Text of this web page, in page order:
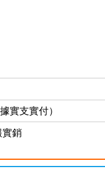
實支實付）
實銷